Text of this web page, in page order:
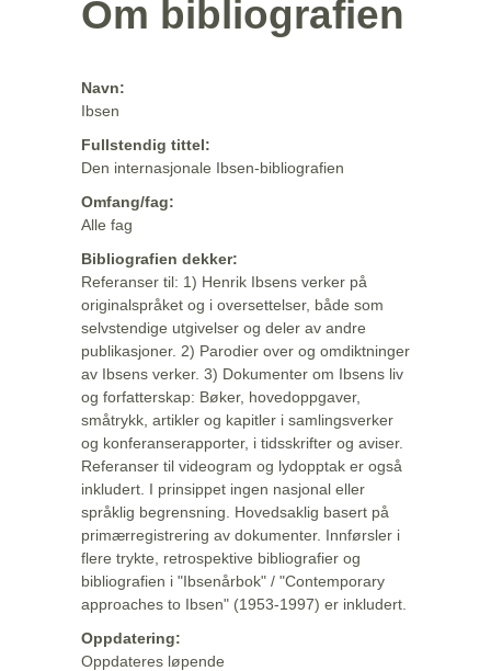
Om bibliografien
Navn:
Ibsen
Fullstendig tittel:
Den internasjonale Ibsen-bibliografien
Omfang/fag:
Alle fag
Bibliografien dekker:
Referanser til: 1) Henrik Ibsens verker på
originalspråket og i oversettelser, både som
selvstendige utgivelser og deler av andre
publikasjoner. 2) Parodier over og omdiktninger
av Ibsens verker. 3) Dokumenter om Ibsens liv
og forfatterskap: Bøker, hovedoppgaver,
småtrykk, artikler og kapitler i samlingsverker
og konferanserapporter, i tidsskrifter og aviser.
Referanser til videogram og lydopptak er også
inkludert. I prinsippet ingen nasjonal eller
språklig begrensning. Hovedsaklig basert på
primærregistrering av dokumenter. Innførsler i
flere trykte, retrospektive bibliografier og
bibliografien i "Ibsenårbok" / "Contemporary
approaches to Ibsen" (1953-1997) er inkludert.
Oppdatering:
Oppdateres løpende